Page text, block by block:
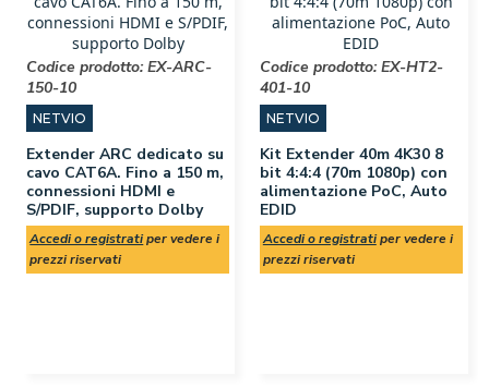
Codice prodotto:EX-ARC-
150-10
NETVIO
Extender ARC dedicato su
cavo CAT6A. Fino a 150 m,
connessioni HDMI e
S/PDIF, supporto Dolby
Accedi o registratiper vedere i
prezzi riservati
Codice prodotto:EX-HT2-
401-10
NETVIO
Kit Extender 40m 4K30 8
bit 4:4:4 (70m 1080p) con
alimentazione PoC, Auto
EDID
Accedi o registratiper vedere i
prezzi riservati